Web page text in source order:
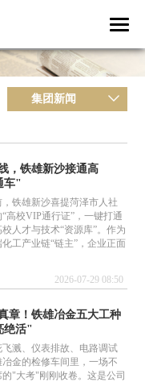
集团新闻
，铁雄新沙接通高
车"
，铁雄新沙喜提菏泽市人社
“高校VIP通行证”，一键打通
人才与技术“资源库”。作为
工产业链“链主”，企业正面
2026-07-29 08:50
章！铁雄冶金五大工种
绝活"
飞溅、仪表排故、电路调试
金的检修车间里，一场不
的"大考"刚刚收卷。这是公司